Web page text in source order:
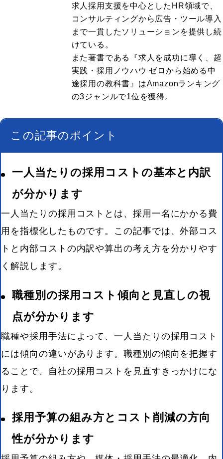
求人採用支援を中心としたHR領域で、
コンサルティングから広告・ツール導入
まで一貫したソリューションを提供し続
けている。
また著書である『求人を成功に導く、超
実践・採用ノウハウ ゼロから始める中
途採用の教科書』はAmazonランキング
の3ジャンルで1位を獲得。
この記事のポイント
一人当たりの採用コストの基本と内訳
が分かります
一人当たりの採用コストとは、採用一名にかかる費
用を指標化したものです。この記事では、外部コス
トと内部コストの内訳や算出の考え方を分かりやす
く解説します。
職種別の採用コスト傾向と見直しの視
点が分かります
職種や採用手法によって、一人当たりの採用コスト
には傾向の違いがあります。職種別の傾向を把握す
ることで、自社の採用コストを見直すきっかけにな
ります。
採用予算の組み方とコスト削減の方向
性が分かります